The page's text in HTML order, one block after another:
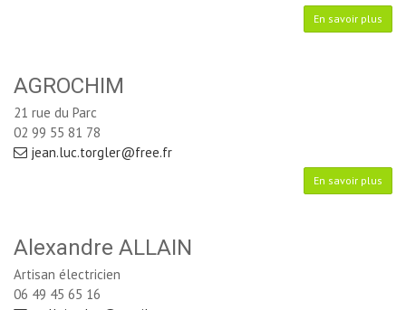
En savoir plus
AGROCHIM
21 rue du Parc
02 99 55 81 78
jean.luc.torgler@free.fr
En savoir plus
Alexandre ALLAIN
Artisan électricien
06 49 45 65 16